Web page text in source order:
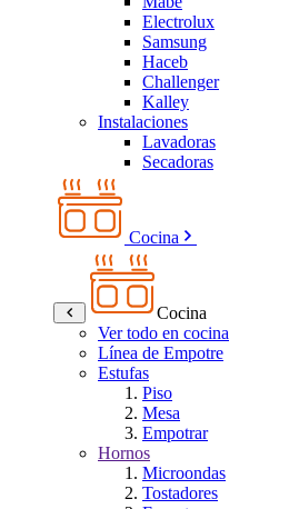
Electrolux
Samsung
Haceb
Challenger
Kalley
Instalaciones
Lavadoras
Secadoras
Cocina
Cocina
Ver todo en cocina
Línea de Empotre
Estufas
Piso
Mesa
Empotrar
Hornos
Microondas
Tostadores